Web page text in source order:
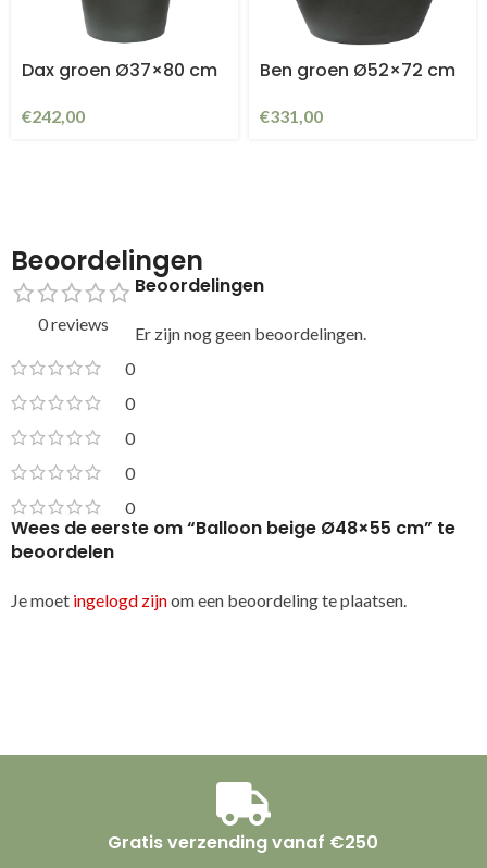
Dax groen Ø37×80 cm
€242,00
Ben groen Ø52×72 cm
€331,00
Beoordelingen
0 reviews
0
0
0
0
0
Beoordelingen
Er zijn nog geen beoordelingen.
Wees de eerste om “Balloon beige Ø48×55 cm” te
beoordelen
Je moet ingelogd zijnom een beoordeling te plaatsen.
Gratis verzending vanaf €250